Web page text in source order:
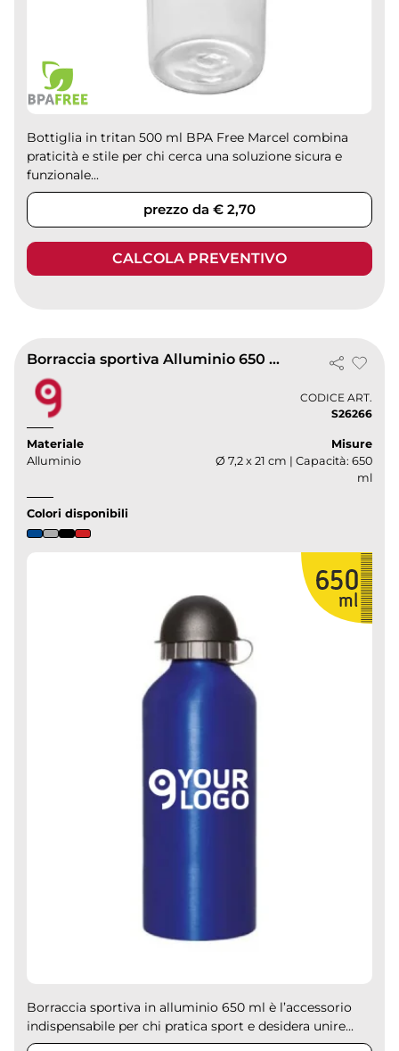
Bottiglia in tritan 500 ml BPA Free Marcel combina
praticità e stile per chi cerca una soluzione sicura e
funzionale...
prezzo da € 2,70
CALCOLA PREVENTIVO
Borraccia sportiva Alluminio 650 ml leggera con beccuccio
CODICE ART.
S26266
Materiale
Alluminio
Misure
Ø 7,2 x 21 cm | Capacità: 650
ml
Colori disponibili
Borraccia sportiva in alluminio 650 ml è l’accessorio
indispensabile per chi pratica sport e desidera unire...